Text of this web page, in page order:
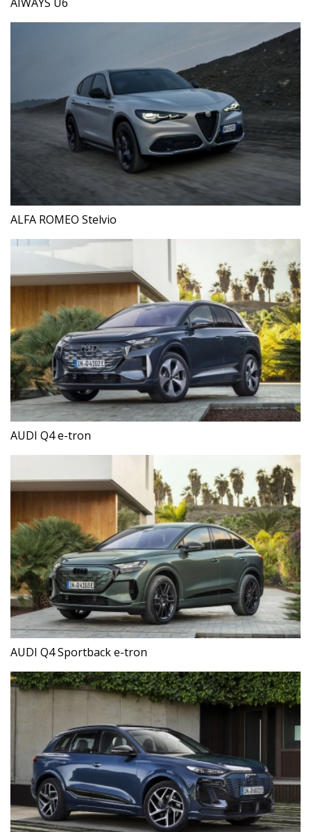
ALFA ROMEO Stelvio
AUDI Q4 e-tron
AUDI Q4 Sportback e-tron